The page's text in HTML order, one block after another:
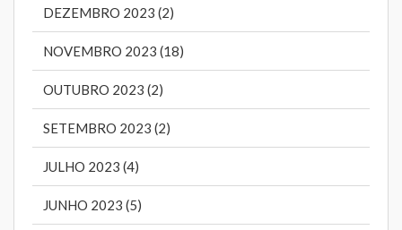
DEZEMBRO 2023 (2)
NOVEMBRO 2023 (18)
OUTUBRO 2023 (2)
SETEMBRO 2023 (2)
JULHO 2023 (4)
JUNHO 2023 (5)